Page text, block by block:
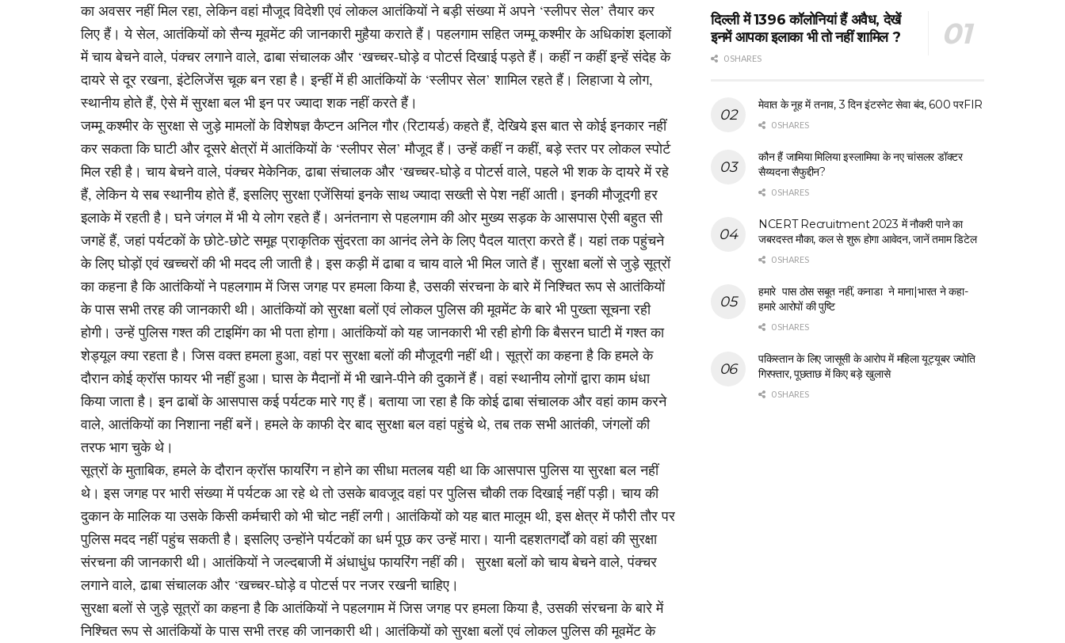
का अवसर नहीं मिल रहा, लेकिन वहां मौजूद विदेशी एवं लोकल आतंकियों ने बड़ी संख्या में अपने ‘स्लीपर सेल’ तैयार कर
लिए हैं। ये सेल, आतंकियों को सैन्य मूवमेंट की जानकारी मुहैया कराते हैं। पहलगाम सहित जम्मू कश्मीर के अधिकांश इलाकों
में चाय बेचने वाले, पंक्चर लगाने वाले, ढाबा संचालक और ‘खच्चर-घोड़े व पोटर्स दिखाई पड़ते हैं। कहीं न कहीं इन्हें संदेह के
दायरे से दूर रखना, इंटेलिजेंस चूक बन रहा है। इन्हीं में ही आतंकियों के ‘स्लीपर सेल’ शामिल रहते हैं। लिहाजा ये लोग,
स्थानीय होते हैं, ऐसे में सुरक्षा बल भी इन पर ज्यादा शक नहीं करते हैं।
जम्मू कश्मीर के सुरक्षा से जुड़े मामलों के विशेषज्ञ कैप्टन अनिल गौर (रिटायर्ड) कहते हैं, देखिये इस बात से कोई इनकार नहीं
कर सकता कि घाटी और दूसरे क्षेत्रों में आतंकियों के ‘स्लीपर सेल’ मौजूद हैं। उन्हें कहीं न कहीं, बड़े स्तर पर लोकल स्पोर्ट
मिल रही है। चाय बेचने वाले, पंक्चर मेकेनिक, ढाबा संचालक और ‘खच्चर-घोड़े व पोटर्स वाले, पहले भी शक के दायरे में रहे
हैं, लेकिन ये सब स्थानीय होते हैं, इसलिए सुरक्षा एजेंसियां इनके साथ ज्यादा सख्ती से पेश नहीं आती। इनकी मौजूदगी हर
इलाके में रहती है। घने जंगल में भी ये लोग रहते हैं। अनंतनाग से पहलगाम की ओर मुख्य सड़क के आसपास ऐसी बहुत सी
जगहें हैं, जहां पर्यटकों के छोटे-छोटे समूह प्राकृतिक सुंदरता का आनंद लेने के लिए पैदल यात्रा करते हैं। यहां तक पहुंचने
के लिए घोड़ों एवं खच्चरों की भी मदद ली जाती है। इस कड़ी में ढाबा व चाय वाले भी मिल जाते हैं। सुरक्षा बलों से जुड़े सूत्रों
का कहना है कि आतंकियों ने पहलगाम में जिस जगह पर हमला किया है, उसकी संरचना के बारे में निश्चित रूप से आतंकियों
के पास सभी तरह की जानकारी थी। आतंकियों को सुरक्षा बलों एवं लोकल पुलिस की मूवमेंट के बारे भी पुख्ता सूचना रही
होगी। उन्हें पुलिस गश्त की टाइमिंग का भी पता होगा। आतंकियों को यह जानकारी भी रही होगी कि बैसरन घाटी में गश्त का
शेड्यूल क्या रहता है। जिस वक्त हमला हुआ, वहां पर सुरक्षा बलों की मौजूदगी नहीं थी। सूत्रों का कहना है कि हमले के
दौरान कोई क्रॉस फायर भी नहीं हुआ। घास के मैदानों में भी खाने-पीने की दुकानें हैं। वहां स्थानीय लोगों द्वारा काम धंधा
किया जाता है। इन ढाबों के आसपास कई पर्यटक मारे गए हैं। बताया जा रहा है कि कोई ढाबा संचालक और वहां काम करने
वाले, आतंकियों का निशाना नहीं बनें। हमले के काफी देर बाद सुरक्षा बल वहां पहुंचे थे, तब तक सभी आतंकी, जंगलों की
तरफ भाग चुके थे।
सूत्रों के मुताबिक, हमले के दौरान क्रॉस फायरिंग न होने का सीधा मतलब यही था कि आसपास पुलिस या सुरक्षा बल नहीं
थे। इस जगह पर भारी संख्या में पर्यटक आ रहे थे तो उसके बावजूद वहां पर पुलिस चौकी तक दिखाई नहीं पड़ी। चाय की
दुकान के मालिक या उसके किसी कर्मचारी को भी चोट नहीं लगी। आतंकियों को यह बात मालूम थी, इस क्षेत्र में फौरी तौर पर
पुलिस मदद नहीं पहुंच सकती है। इसलिए उन्होंने पर्यटकों का धर्म पूछ कर उन्हें मारा। यानी दहशतगर्दों को वहां की सुरक्षा
संरचना की जानकारी थी। आतंकियों ने जल्दबाजी में अंधाधुंध फायरिंग नहीं की। सुरक्षा बलों को चाय बेचने वाले, पंक्चर
लगाने वाले, ढाबा संचालक और ‘खच्चर-घोड़े व पोटर्स पर नजर रखनी चाहिए।
सुरक्षा बलों से जुड़े सूत्रों का कहना है कि आतंकियों ने पहलगाम में जिस जगह पर हमला किया है, उसकी संरचना के बारे में
निश्चित रूप से आतंकियों के पास सभी तरह की जानकारी थी। आतंकियों को सुरक्षा बलों एवं लोकल पुलिस की मूवमेंट के
दिल्ली में 1396 कॉलोनियां हैं अवैध, देखें
इनमें आपका इलाका भी तो नहीं शामिल ?
0 SHARES
मेवात के नूह में तनाव, 3 दिन इंटरनेट सेवा बंद, 600 परFIR
0 SHARES
कौन हैं जामिया मिलिया इस्लामिया के नए चांसलर डॉक्टर
सैय्यदना सैफुद्दीन?
0 SHARES
NCERT Recruitment 2023 में नौकरी पाने का
जबरदस्त मौका, कल से शुरू होगा आवेदन, जानें तमाम डिटेल
0 SHARES
हमारे पास ठोस सबूत नहीं, कनाडा ने माना|भारत ने कहा-
हमारे आरोपों की पुष्टि
0 SHARES
पकिस्तान के लिए जासूसी के आरोप में महिला यूट्यूबर ज्योति
गिरफ्तार, पूछताछ में किए बड़े खुलासे
0 SHARES